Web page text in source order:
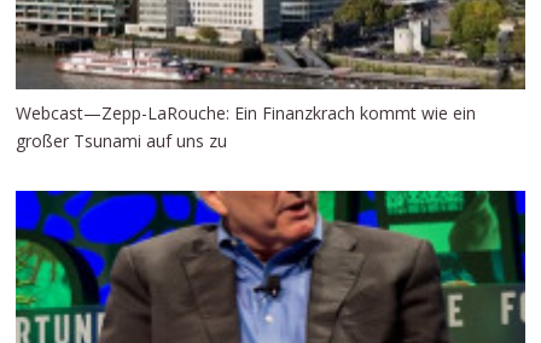
Webcast⁠—Zepp-LaRouche: Ein Finanzkrach kommt wie ein
großer Tsunami auf uns zu